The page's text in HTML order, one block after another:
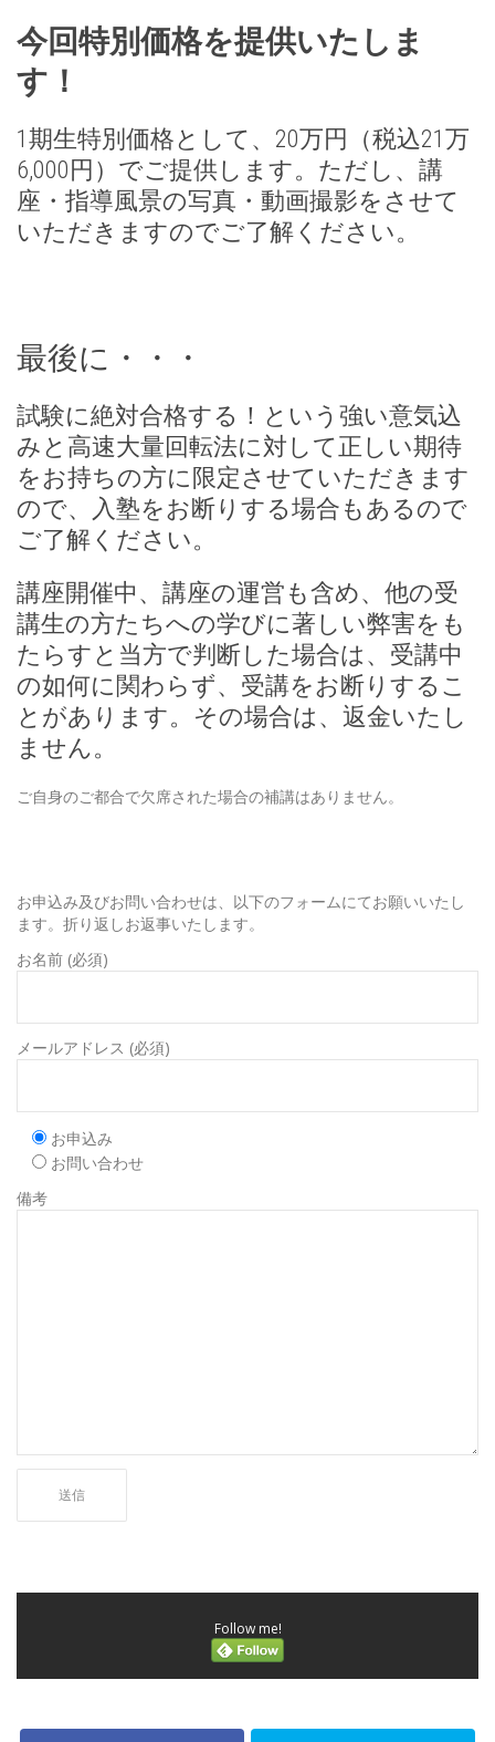
今回特別価格を提供いたしま
す！
1期生特別価格として、20万円（税込21万
6,000円）でご提供します。ただし、講
座・指導風景の写真・動画撮影をさせて
いただきますのでご了解ください。
最後に・・・
試験に絶対合格する！という強い意気込
みと高速大量回転法に対して正しい期待
をお持ちの方に限定させていただきます
ので、入塾をお断りする場合もあるので
ご了解ください。
講座開催中、講座の運営も含め、他の受
講生の方たちへの学びに著しい弊害をも
たらすと当方で判断した場合は、受講中
の如何に関わらず、受講をお断りするこ
とがあります。その場合は、返金いたし
ません。
ご自身のご都合で欠席された場合の補講はありません。
お申込み及びお問い合わせは、以下のフォームにてお願いいたし
ます。折り返しお返事いたします。
お名前 (必須)
メールアドレス (必須)
お申込み
お問い合わせ
備考
Follow me!